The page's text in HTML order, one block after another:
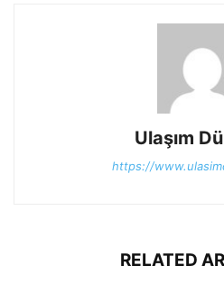
Ulaşım
https://
RELATED